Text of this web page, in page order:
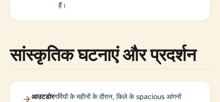
हैं।
सांस्कृतिक घटनाएं और प्रदर्शन
आउटडोरगर्मियों के महीनों के दौरान, किले के spacious आंगनों